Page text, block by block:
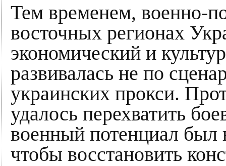
Тем временем, военно-
восточных регионах
экономический и
развивалась не по
украинских прокси.
удалось перехватить
военный потенциал был
чтобы восстановить